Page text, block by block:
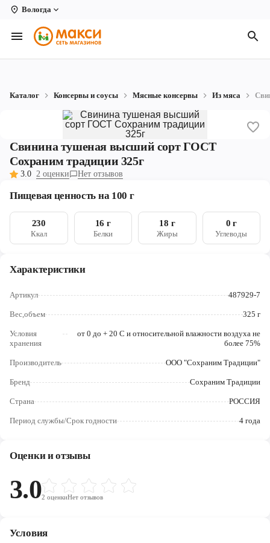
Вологда
Вологда
Архангельск
Котлас
Новодвинск
Рыбинск
Череповец
Ярославль
Каталог Консервы и соусы Мясные консервы Из мяса
Свинина тушеная высший сорт ГОСТ
Сохраним традиции 325г
3.0 2 оценки Нет отзывов
Пищевая ценность на 100 г
230
Ккал
16 г
Белки
18 г
Жиры
0 г
Углеводы
Характеристики
Артикул 487929-7
Вес,объем 325 г
Условия
хранения
от 0 до + 20 С и относительной влажности воздуха не
более 75%
Производитель ООО "Сохраним Традиции"
Бренд Сохраним Традиции
Страна РОССИЯ
Период службы/Срок годности 4 года
Оценки и отзывы
3.02 оценкиНет отзывов
Условия